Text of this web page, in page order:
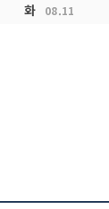
화 08.11